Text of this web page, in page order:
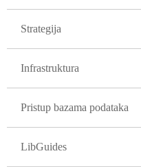
Strategija
Infrastruktura
Pristup bazama podataka
LibGuides